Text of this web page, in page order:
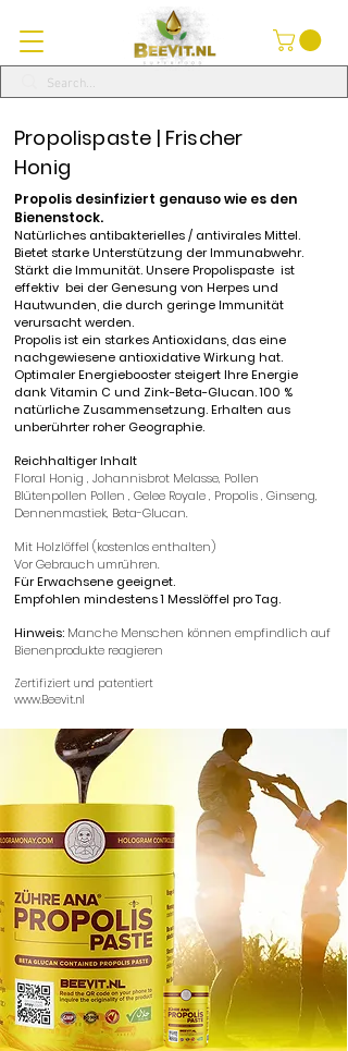
Propolispaste | Frischer
Honig
Propolis desinfiziert genauso wie es den
Bienenstock.
Natürliches antibakterielles / antivirales Mittel.
Bietet starke Unterstützung der Immunabwehr.
Stärkt die Immunität.UnserePropolispaste ist
effektiv bei der Genesung von Herpes und
Hautwunden, die durch geringe Immunität
verursacht werden.
Propolisist ein starkes Antioxidans, das eine
nachgewiesene antioxidative Wirkung hat.
Optimaler Energiebooster steigert Ihre Energie
dank Vitamin C und Zink-Beta-Glucan. 100 %
natürliche Zusammensetzung. Erhalten aus
unberührter roher Geographie.
Reichhaltiger Inhalt
Floral Honig , Johannisbrot Melasse, Pollen
Blütenpollen Pollen , Gelee Royale, Propolis, Ginseng,
Dennenmastiek, Beta-Glucan.
Mit Holzlöffel (kostenlos enthalten)
Vor Gebrauch umrühren.
Für Erwachsene geeignet.
Empfohlen mindestens 1 Messlöffel pro Tag.
Hinweis: Manche Menschen können empfindlich auf
Bienenprodukte reagieren
Zertifiziert und patentiert
www.Beevit.nl